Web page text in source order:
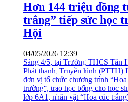
Hơn 144 triệu đồng
trắng” tiếp sức học
Hội
04/05/2026 12:39
Sáng 4/5, tại Trường THCS Tân
Phát thanh, Truyền hình (PTTH)
đơn vị tổ chức chương trình
trường”, trao học bổng cho học
lớp 6A1, nhân vật “Hoa cúc